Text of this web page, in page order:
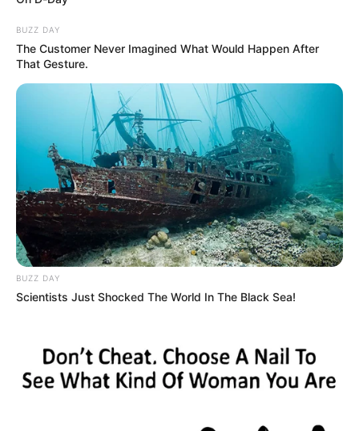
Compradores de Aquarela
le solicitan al alcalde de
Cartagena reconsiderar la
demolición de la torre
AQUARELA
‘El Estado está obligando
al alcalde de Cartagena a
antijurídicas’: Aquarela
BUZZ DAY
The Customer Never Imagined What Would Happen After
That Gesture.
BUZZ DAY
Scientists Just Shocked The World In The Black Sea!